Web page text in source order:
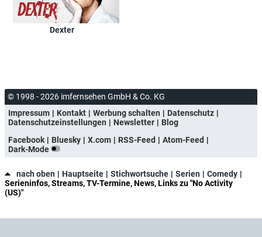
Dexter
© 1998 - 2026 imfernsehen GmbH & Co. KG
Impressum
Kontakt Werbung schalten
Datenschutz
Datenschutzeinstellungen
Newsletter
Blog
Facebook
Bluesky X.com RSS-Feed
Atom-Feed
Dark-Mode
nach oben Hauptseite Stichwortsuche Serien
Comedy
Serieninfos, Streams, TV-Termine, News, Links zu "No Activity
(US)"